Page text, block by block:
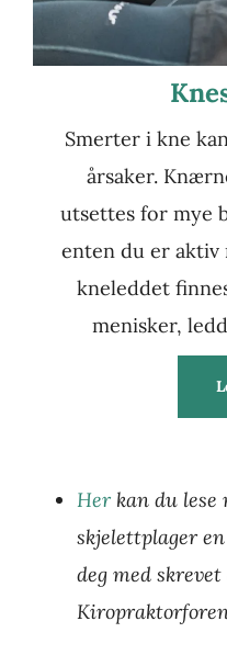
Smerter i kne
årsaker.
utsettes for mye
enten du er
kneleddet
menisker,
Herkan du lese
skjelettplager
deg med